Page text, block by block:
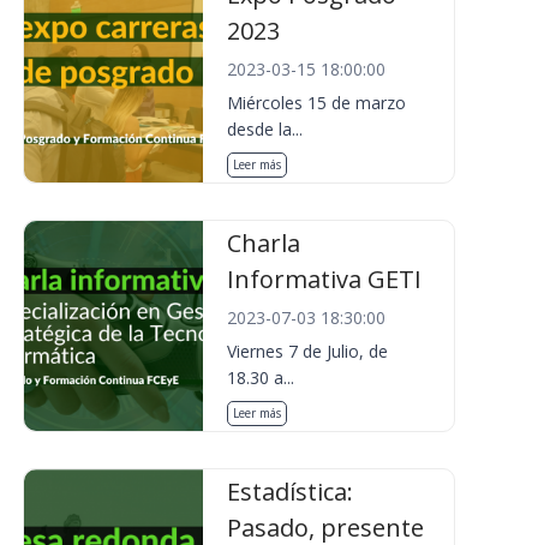
2023
2023-03-15 18:00:00
Miércoles 15 de marzo
desde la...
Leer más
Charla
Informativa GETI
2023-07-03 18:30:00
Viernes 7 de Julio, de
18.30 a...
Leer más
Estadística:
Pasado, presente